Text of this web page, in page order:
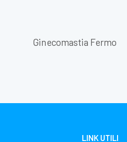
Ginecomastia Fermo
LINK UTILI